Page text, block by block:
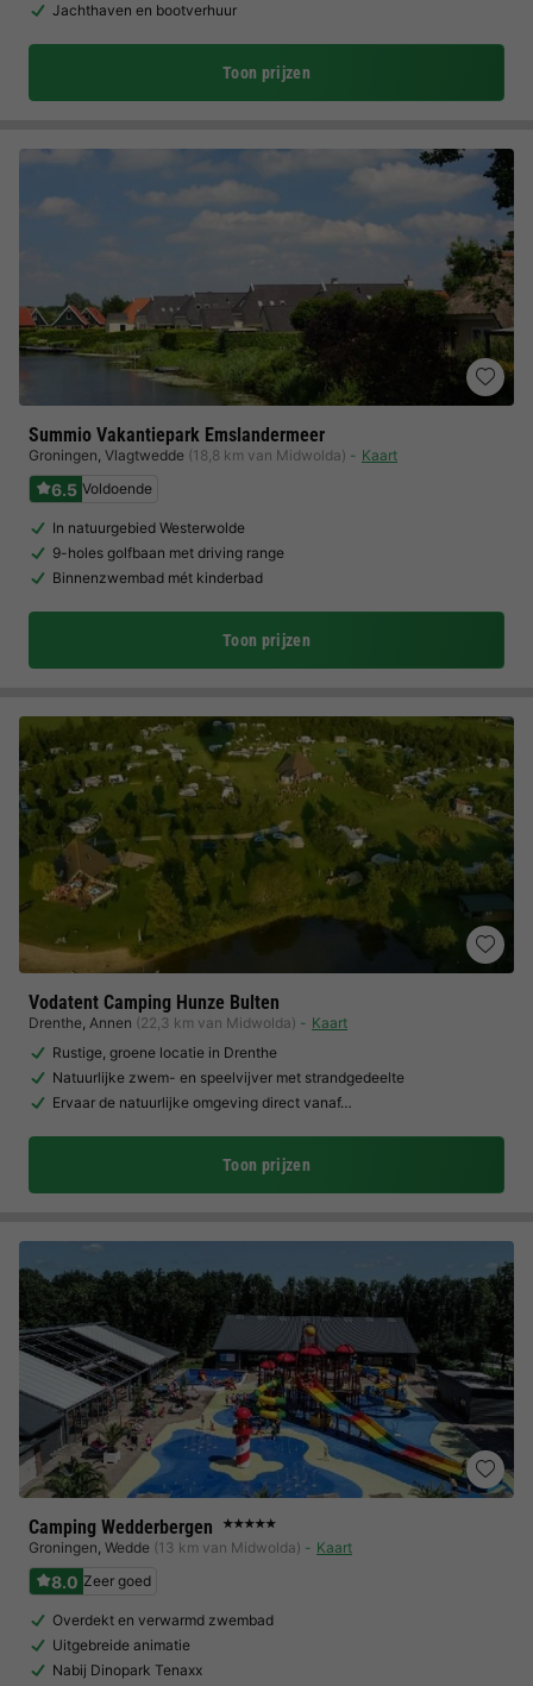
Jachthaven en bootverhuur
Toon prijzen
Summio Vakantiepark Emslandermeer
Groningen, Vlagtwedde (18,8 km van Midwolda) Kaart
6.5 Voldoende
In natuurgebied Westerwolde
9-holes golfbaan met driving range
Binnenzwembad mét kinderbad
Toon prijzen
Vodatent Camping Hunze Bulten
Drenthe, Annen (22,3 km van Midwolda)
Kaart
Rustige, groene locatie in Drenthe
Natuurlijke zwem- en speelvijver met strandgedeelte
Ervaar de natuurlijke omgeving direct vanaf…
Toon prijzen
Camping Wedderbergen ★★★★★
Groningen, Wedde (13 km van Midwolda) Kaart
8.0 Zeer goed
Overdekt en verwarmd zwembad
Uitgebreide animatie
Nabij Dinopark Tenaxx